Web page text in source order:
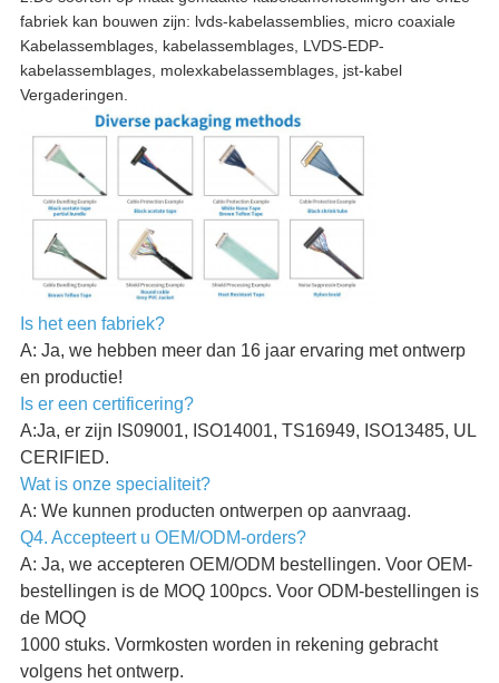
fabriek kan bouwen zijn: lvds-kabelassemblies, micro coaxiale
Kabelassemblages, kabelassemblages, LVDS-EDP-
kabelassemblages, molexkabelassemblages, jst-kabel
Vergaderingen.
Is het een fabriek?
A: Ja, we hebben meer dan 16 jaar ervaring met ontwerp
en productie!
Is er een certificering?
A:Ja, er zijn IS09001, ISO14001, TS16949, ISO13485, UL
CERIFIED.
Wat is onze specialiteit?
A: We kunnen producten ontwerpen op aanvraag.
Q4. Accepteert u OEM/ODM-orders?
A: Ja, we accepteren OEM/ODM bestellingen. Voor OEM-
bestellingen is de MOQ 100pcs. Voor ODM-bestellingen is
de MOQ
1000 stuks. Vormkosten worden in rekening gebracht
volgens het ontwerp.